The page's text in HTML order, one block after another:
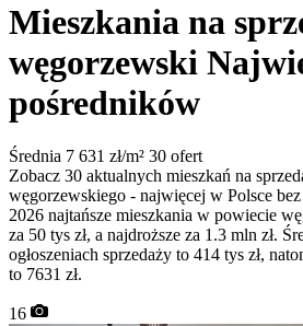
Mieszkania na
węgorzewski
pośredników
Średnia 7 631 zł/m² 30 ofert
Zobacz 30 aktualnych mieszkań na
węgorzewskiego - najwięcej w Polsce
2026 najtańsze mieszkania w powiecie
za 50 tys zł, a najdroższe za 1.3 mln zł.
ogłoszeniach sprzedaży to 414 tys zł,
to 7631 zł.
16